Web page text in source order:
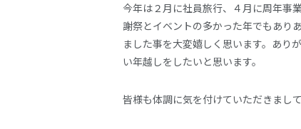
今年は２月に社員旅行、４月に周年事
謝祭とイベントの多かった年でもあり
ました事を大変嬉しく思います。あり
い年越しをしたいと思います。
皆様も体調に気を付けていただきまし